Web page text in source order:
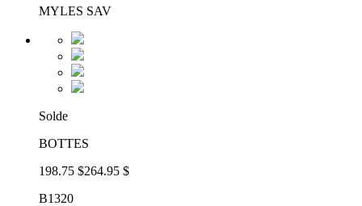
MYLES SAV
Solde
BOTTES
198.75 $264.95 $
B1320